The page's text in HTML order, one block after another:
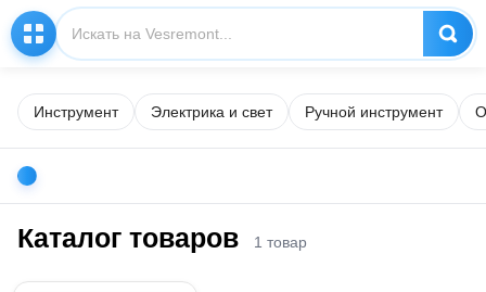
Инструмент Электрика и свет Ручной инструмент
Каталог товаров 1 товар